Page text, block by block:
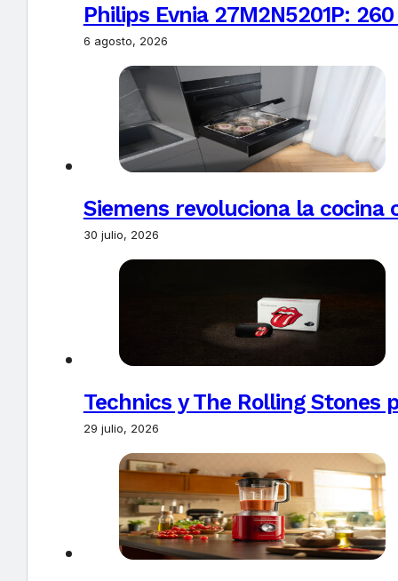
Philips Evnia 27M2N5201P:
6 agosto, 2026
Siemens revoluciona la
30 julio, 2026
Technics y The Rolling Stones
29 julio, 2026